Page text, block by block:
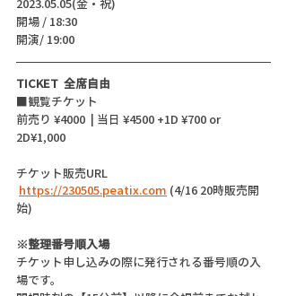
開場 / 18:30
開演/ 19:00
TICKET  全席自由
■観覧チケット
前売り ¥4000  | 当日 ¥4500 +1D ¥700 or
2D¥1,000
チケット販売URL
https://230505.peatix.com (4/16 20時販売開
始)
※整理番号順入場
チケット申し込みの際に発行される番号順の入
場です。